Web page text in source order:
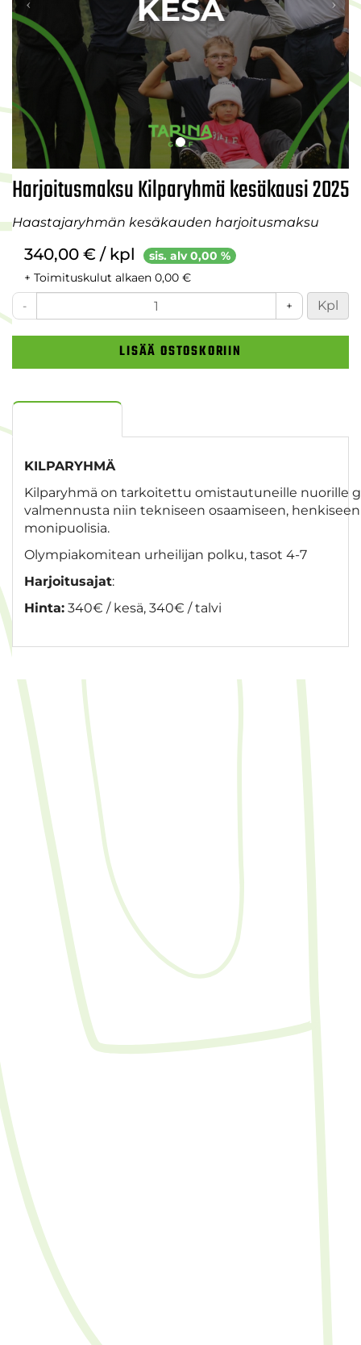
Harjoitusmaksu Kilparyhmä kesäkausi 2025
Haastajaryhmän kesäkauden harjoitusmaksu
340,00 € / kpl
sis. alv 0,00 %
+ Toimituskulut alkaen 0,00 €
-
+ Kpl
LISÄÄ OSTOSKORIIN
KILPARYHMÄ
Kilparyhmä on tarkoitettu omistautuneille nuorille
valmennusta niin tekniseen osaamiseen,
monipuolisia.
Olympiakomitean urheilijan polku, tasot 4-7
Harjoitusajat:
Hinta: 340€ / kesä, 340€ / talvi